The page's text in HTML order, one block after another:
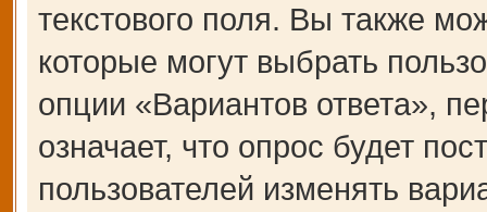
текстового поля. Вы также
которые могут выбрать
опции «Вариантов ответа»,
означает, что опрос будет
пользователей изменять